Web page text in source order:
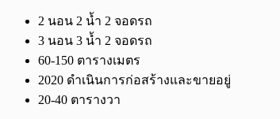
2 นอน 2 น้ำ 2 จอดรถ
3 นอน 3 น้ำ 2 จอดรถ
60-150 ตารางเมตร
2020 ดำเนินการก่อสร้างและขายอยู่
20-40 ตารางวา